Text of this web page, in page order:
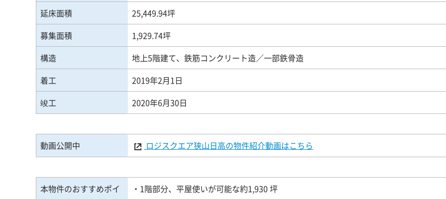
延床面積
25,449.94坪
募集面積
1,929.74坪
構造
地上5階建て、鉄筋コンクリート造／一部鉄骨造
着工
2019年2月1日
竣工
2020年6月30日
動画公開中 ロジスクエア狭山日高の物件紹介動画はこちら
本物件のおすすめポイ
・1階部分、平屋使いが可能な約1,930 坪